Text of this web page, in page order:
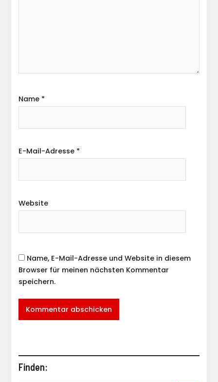
Name *
E-Mail-Adresse *
Website
Name, E-Mail-Adresse und Website in diesem
Browser für meinen nächsten Kommentar
speichern.
Finden: